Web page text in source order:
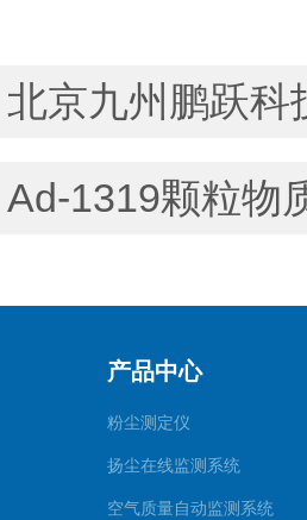
北京九州鹏跃科
Ad-1319颗粒物
产品中心
粉尘测定仪
扬尘在线监测系统
空气质量自动监测系统